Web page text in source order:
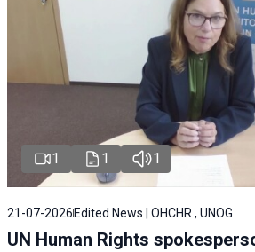
1 1 1
21-07-2026 Edited News | OHCHR , UNOG
UN Human Rights